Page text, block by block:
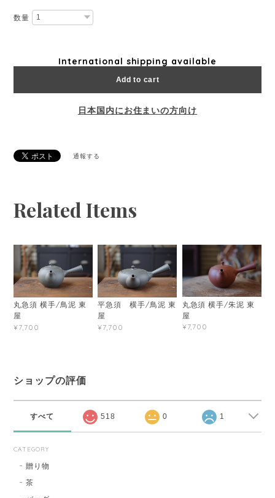
数量
International shipping available
Add to cart
日本国内にお住まいの方向け
通報する
Related Items
丸急須 横手/鳥泥 東
屋
¥7,700
平急須 横手/鳥泥 東
屋
¥7,700
丸急須 横手/朱泥 東
屋
¥7,700
ショップの評価
すべて 518 0 1
CATEGORY
贈り物
茶